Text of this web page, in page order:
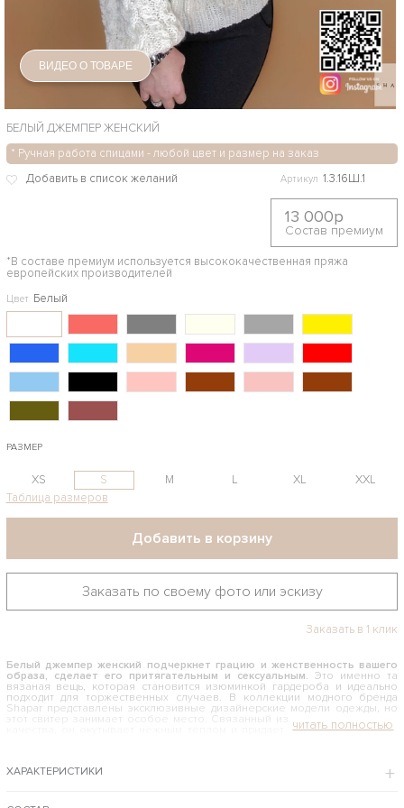
ВИДЕО О ТОВАРЕ
БЕЛЫЙ ДЖЕМПЕР ЖЕНСКИЙ
* Ручная работа спицами - любой цвет и размер на заказ
Артикул 1.3.16Ш.1
13 000р
Состав премиум
*В составе премиум используется высококачественная пряжа
европейских производителей
Цвет Белый
РАЗМЕР
XS S M L XL
XXL
Таблица размеров
Добавить в корзину
Заказать по своему фото или эскизу
Заказать в 1 клик
Белый джемпер женский подчеркнет грацию и женственность вашего
образа, сделает его притягательным и сексуальным. Это именно та
вязаная вещь, которая становится изюминкой гардероба и идеально
подходит для торжественных случаев. В коллекции модного бренда
Shapar представлены эксклюзивные дизайнерские модели одежды, но
этот свитер занимает особое место. Связанный из мягкой пряжи люкс
качества, он окутывает нежным теплом и придает образу особенного
ХАРАКТЕРИСТИКИ